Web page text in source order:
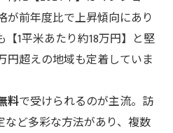
が前年度比で上昇傾向にあり
1平米あたり約18万円】と堅
円超えの地域も定着していま
料で受けられるのが主流。訪
など多彩な方法があり、複数